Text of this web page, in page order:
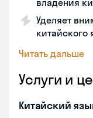
владения
Уделяет
китайского
Читать дальше
Услуги и
Китайский